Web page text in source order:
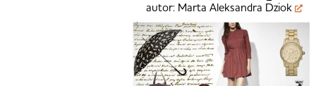
autor: Marta Aleksandra Dziok